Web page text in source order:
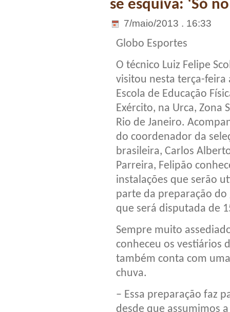
se esquiva: ‘Só
7/maio/2013 . 16:33
Globo Esportes
O técnico Luiz Felipe
visitou nesta terça-feira
Escola de Educação
Exército, na Urca, Zona
Rio de Janeiro.
do coordenador da
brasileira, Carlos
Parreira, Felipão
instalações que serão
parte da preparação do
que será disputada de
Sempre muito
conheceu os vestiários
também conta com
chuva.
– Essa preparação faz
desde que assumimos